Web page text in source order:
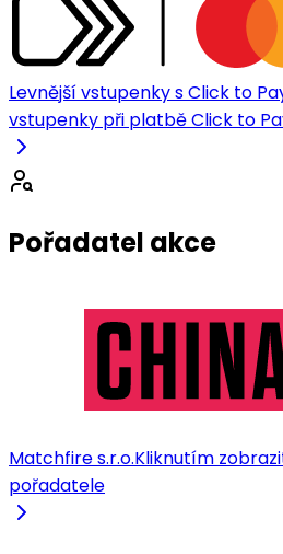
Levnější vstupenky s Click to
vstupenky při platbě Click to
Pořadatel akce
Matchfire s.r.o.Kliknutím
pořadatele